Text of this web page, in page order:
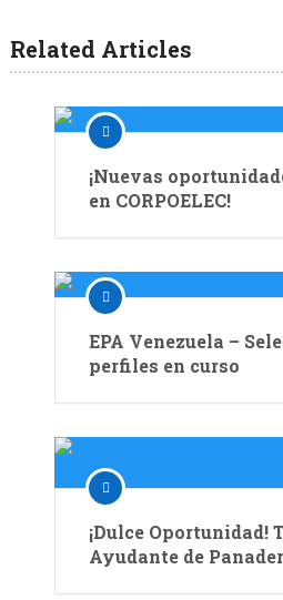
Related Articles
¡Nuevas
en CORPOELEC!
EPA Venezuela –
perfiles en curso
¡Dulce Oportunidad!
Ayudante de